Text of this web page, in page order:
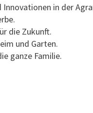
in der
die Zukunft.
und Garten.
ganze Familie.